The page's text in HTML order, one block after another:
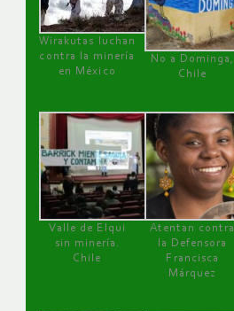
Wirakutas luchan
contra la minería
en México
No a Dominga,
Chile
Valle de Elqui
sin minería.
Chile
Atentan contra
la Defensora
Francisca
Márquez